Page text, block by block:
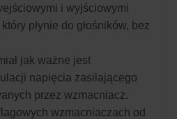
i wyjściowymi
płynie do głośników, bez
jak ważne jest
napięcia zasilającego
przez wzmacniacz.
wzmacniaczach od